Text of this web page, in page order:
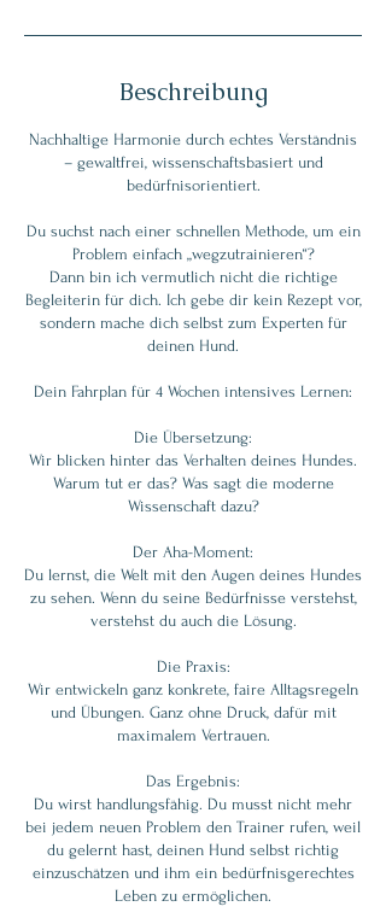
Beschreibung
Nachhaltige Harmonie durch echtes Verständnis
– gewaltfrei, wissenschaftsbasiert und
bedürfnisorientiert.
Du suchst nach einer schnellen Methode, um ein
Problem einfach „wegzutrainieren“?
Dann bin ich vermutlich nicht die richtige
Begleiterin für dich. Ich gebe dir kein Rezept vor,
sondern mache dich selbst zum Experten für
deinen Hund.
Dein Fahrplan für 4 Wochen intensives Lernen:
Die Übersetzung:
Wir blicken hinter das Verhalten deines Hundes.
Warum tut er das? Was sagt die moderne
Wissenschaft dazu?
Der Aha-Moment:
Du lernst, die Welt mit den Augen deines Hundes
zu sehen. Wenn du seine Bedürfnisse verstehst,
verstehst du auch die Lösung.
Die Praxis:
Wir entwickeln ganz konkrete, faire Alltagsregeln
und Übungen. Ganz ohne Druck, dafür mit
maximalem Vertrauen.
Das Ergebnis:
Du wirst handlungsfähig. Du musst nicht mehr
bei jedem neuen Problem den Trainer rufen, weil
du gelernt hast, deinen Hund selbst richtig
einzuschätzen und ihm ein bedürfnisgerechtes
Leben zu ermöglichen.